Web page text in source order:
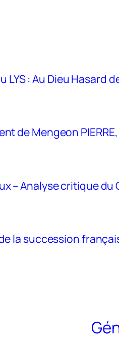
LYS : Au Dieu Hasard
de Mengeon
– Analyse critique du
la succession